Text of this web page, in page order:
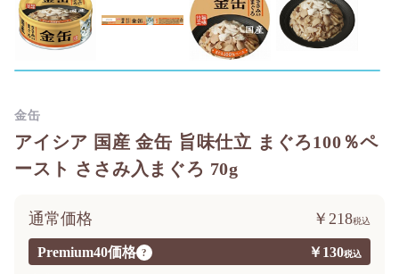
アイシア 国産 金缶 旨味仕立 まぐろ100％ペ
ースト ささみ入まぐろ 70g
Premium40価格 ? ￥130
通常価格 ￥218
金缶